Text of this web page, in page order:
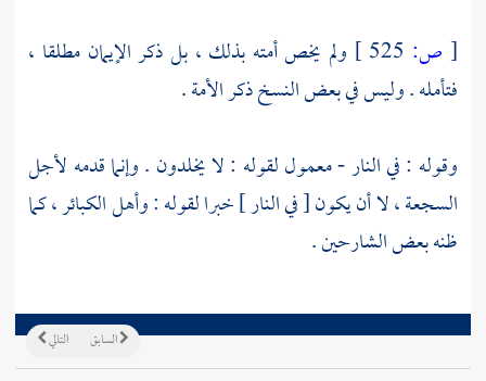
[ ص:
ولم يخص أمته بذلك ، بل ذكر الإيمان مطلقا ،
فتأمله . وليس في بعض النسخ ذكر الأمة .
وقوله : في النار - معمول لقوله : لا يخلدون . وإنما قدمه لأجل
السجعة ، لا أن يكون [ في النار ] خبرا لقوله : وأهل الكبائر ، كما
ظنه بعض الشارحين .
التالي السابق